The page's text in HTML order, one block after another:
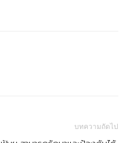
บทความถัดไป